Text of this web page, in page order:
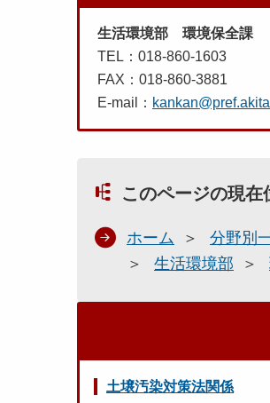
生活環境部 環境保全課
TEL：018-860-1603
FAX：018-860-3881
E-mail：
このページの現在
ホーム 分野別
生活環境部
土壌汚染対策法関係